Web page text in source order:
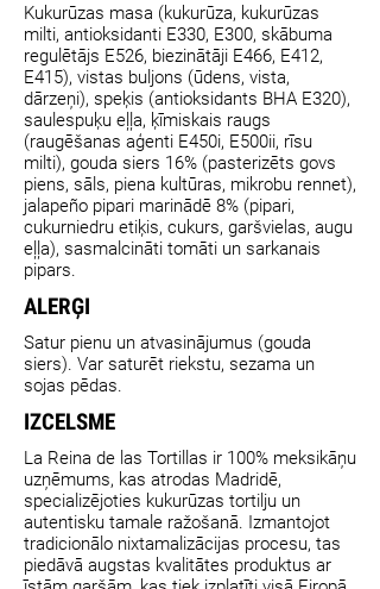
Kukurūzas masa (kukurūza, kukurūzas
milti, antioksidanti E330, E300, skābuma
regulētājs E526, biezinātāji E466, E412,
E415), vistas buljons (ūdens, vista,
dārzeņi), speķis (antioksidants BHA E320),
saulespuķu eļļa, ķīmiskais raugs
(raugēšanas aģenti E450i, E500ii, rīsu
milti), gouda siers 16% (pasterizēts govs
piens, sāls, piena kultūras, mikrobu rennet),
jalapeño pipari marinādē 8% (pipari,
cukurniedru etiķis, cukurs, garšvielas, augu
eļļa), sasmalcināti tomāti un sarkanais
pipars.
ALERĢI
Satur pienu un atvasinājumus (gouda
siers). Var saturēt riekstu, sezama un
sojas pēdas.
IZCELSME
La Reina de las Tortillas ir 100% meksikāņu
uzņēmums, kas atrodas Madridē,
specializējoties kukurūzas tortilju un
autentisku tamale ražošanā. Izmantojot
tradicionālo nixtamalizācijas procesu, tas
piedāvā augstas kvalitātes produktus ar